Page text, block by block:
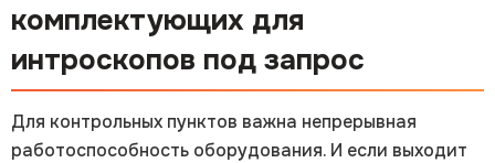
комплектующих для
интроскопов под запрос
Для контрольных пунктов важна непрерывная
работоспособность оборудования. И если выходит